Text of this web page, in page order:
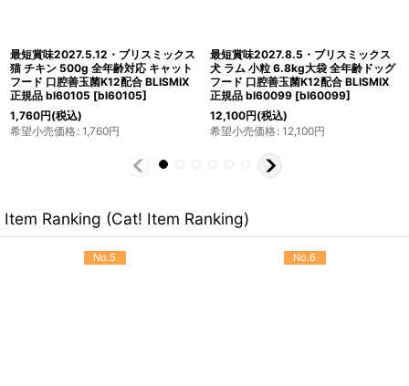
最短賞味2027.5.22・ブリスミックス
犬 チキン 小粒 6kg 全年齢対応ドッグ
フード 口腔善玉菌K12配合BLISMIX正
規品bl60594 [bl60594]
9,900円(税込)
希望小売価格: 9,900円
最短賞味2027.1.30・ブリスミックス
犬 チキン 小粒 3kg 全年齢対応ドッグ
フード 口腔善玉菌K12配合BLISMIX正
規品bl60587 [bl60587]
5,940円(税込)
希望小売価格: 5,940円
Item Ranking (Cat! Item Ranking)
No.5 No.6